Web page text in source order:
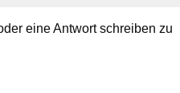
eine Antwort schreiben zu